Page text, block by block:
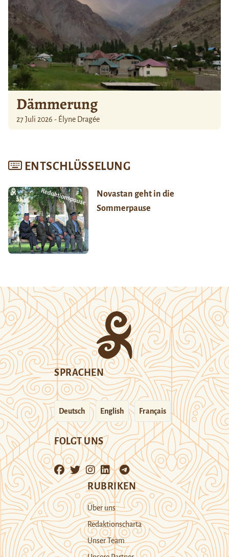
Dämmerung
27 Juli 2026 - Élyne Dragée
ENTSCHLÜSSELUNG
Novastan geht in die
Sommerpause
SPRACHEN
Deutsch English Français
FOLGT UNS
RUBRIKEN
Über uns
Redaktionscharta
Unser Team